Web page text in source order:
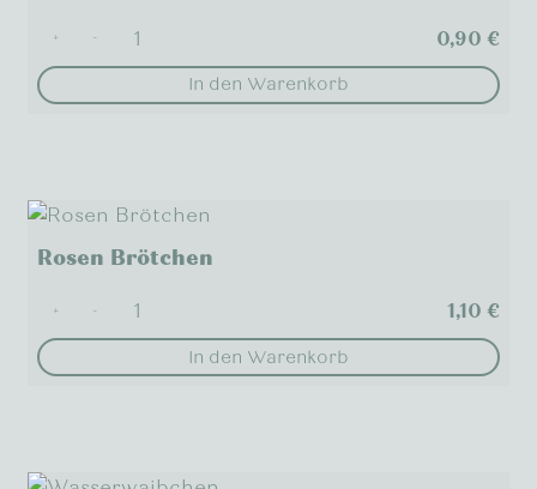
+ - 0,90€
In den Warenkorb
Rosen Brötchen
+ - 1,10€
In den Warenkorb